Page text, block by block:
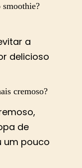
smoothie?
a
delicioso
cremoso?
de
um pouco